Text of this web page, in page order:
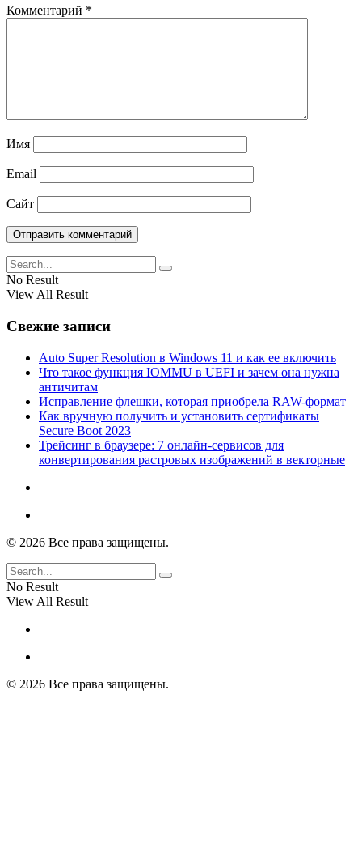
Комментарий *
Имя
Email
Сайт
No Result
View All Result
Свежие записи
Auto Super Resolution в Windows 11 и как ее включить
Что такое функция IOMMU в UEFI и зачем она нужна
античитам
Исправление флешки, которая приобрела RAW-формат
Как вручную получить и установить сертификаты
Secure Boot 2023
Трейсинг в браузере: 7 онлайн-сервисов для
конвертирования растровых изображений в векторные
© 2026 Все права защищены.
No Result
View All Result
© 2026 Все права защищены.